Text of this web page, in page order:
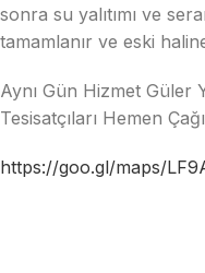
sonra su yalıtımı ve
tamamlanır ve eski
Aynı Gün Hizmet Güler
Tesisatçıları Hemen
https://goo.gl/maps/